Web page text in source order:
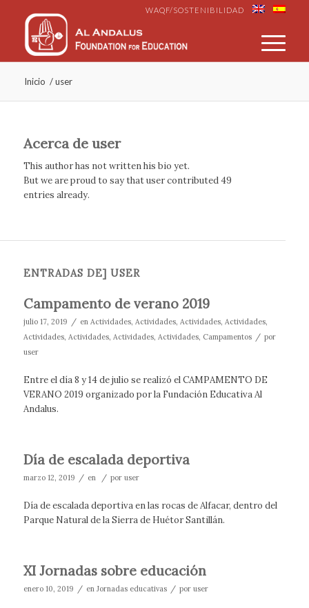
WAQF/SOSTENIBILIDAD
Inicio / user
Acerca de user
This author has not written his bio yet.
But we are proud to say thatusercontributed 49
entries already.
ENTRADAS DE] USER
Campamento de verano 2019
julio 17, 2019 / en Actividades, Actividades, Actividades, Actividades,
Actividades, Actividades, Actividades, Actividades, Campamentos / por
user
Entre el día 8 y 14 de julio se realizó el CAMPAMENTO DE
VERANO 2019 organizado por la Fundación Educativa Al
Andalus.
Día de escalada deportiva
marzo 12, 2019 / en / por user
Día de escalada deportiva en las rocas de Alfacar, dentro del
Parque Natural de la Sierra de Huétor Santillán.
XI Jornadas sobre educación
enero 10, 2019 / en Jornadas educativas / por user